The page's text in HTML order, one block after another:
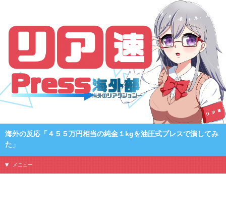
海外の反応「４５５万円相当の純金１kgを油圧式プレスで潰してみ
た」
メニュー